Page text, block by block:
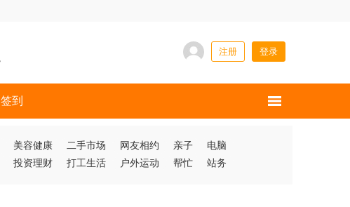
注册 登录
签到
美容健康 二手市场 网友相约 亲子
电脑
投资理财 打工生活 户外运动 帮忙 站务